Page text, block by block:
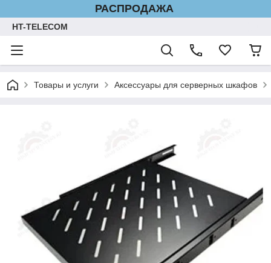
РАСПРОДАЖА
HT-TELECOM
Товары и услуги Аксессуары для серверных шкафов